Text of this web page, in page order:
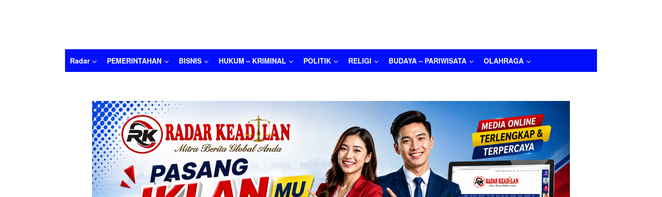
Radar PEMERINTAHAN BISNIS HUKUM – KRIMINAL POLITIK RELIGI BUDAYA – PARIWISATA OLAHRAGA